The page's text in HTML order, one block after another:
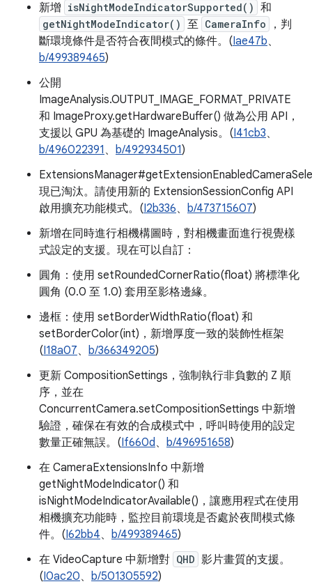
新增 isNightModeIndicatorSupported() 和
getNightModeIndicator() 至 CameraInfo
，判
斷環境條件是否符合夜間模式的條件。(Iae47b、
b/499389465)
公開
ImageAnalysis.OUTPUT_IMAGE_FORMAT_PRIVATE
和 ImageProxy.getHardwareBuffer() 做為公用 API，
支援以 GPU 為基礎的 ImageAnalysis。(I41cb3、
b/496022391 、 b/492934501)
現已淘汰。請使用新的 ExtensionSessionConfig API
啟用擴充功能模式。(I2b336、 b/473715607)
新增在同時進行相機構圖時，對相機畫面進行視覺樣
式設定的支援。現在可以自訂：
圓角：使用 setRoundedCornerRatio(float) 將標準化
圓角 (0.0 至 1.0) 套用至影格邊緣。
邊框：使用 setBorderWidthRatio(float) 和
setBorderColor(int)，新增厚度一致的裝飾性框架
(I18a07、 b/366349205)
更新 CompositionSettings，強制執行非負數的 Z 順
序，並在
ConcurrentCamera.setCompositionSettings 中新增
驗證，確保在有效的合成模式中，呼叫時使用的設定
數量正確無誤。(If660d、 b/496951658)
在 CameraExtensionsInfo 中新增
getNightModeIndicator() 和
isNightModeIndicatorAvailable()，讓應用程式在使用
相機擴充功能時，監控目前環境是否處於夜間模式條
件。(I62bb4、 b/499389465)
在 VideoCapture 中新增對 QHD 影片畫質的支援。
(I0ac20、 b/501305592)